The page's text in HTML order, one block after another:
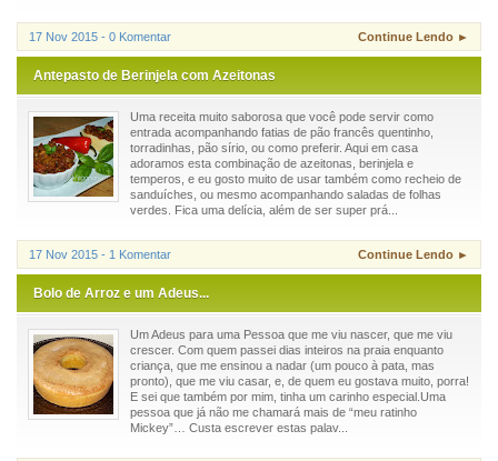
17 Nov 2015 - 0 Komentar Continue Lendo ►
Antepasto de Berinjela com Azeitonas
Uma receita muito saborosa que você pode servir como
entrada acompanhando fatias de pão francês quentinho,
torradinhas, pão sírio, ou como preferir. Aqui em casa
adoramos esta combinação de azeitonas, berinjela e
temperos, e eu gosto muito de usar também como recheio de
sanduíches, ou mesmo acompanhando saladas de folhas
verdes. Fica uma delícia, além de ser super prá...
17 Nov 2015 - 1 Komentar Continue Lendo ►
Bolo de Arroz e um Adeus...
Um Adeus para uma Pessoa que me viu nascer, que me viu
crescer. Com quem passei dias inteiros na praia enquanto
criança, que me ensinou a nadar (um pouco à pata, mas
pronto), que me viu casar, e, de quem eu gostava muito, porra!
E sei que também por mim, tinha um carinho especial.Uma
pessoa que já não me chamará mais de “meu ratinho
Mickey”… Custa escrever estas palav...